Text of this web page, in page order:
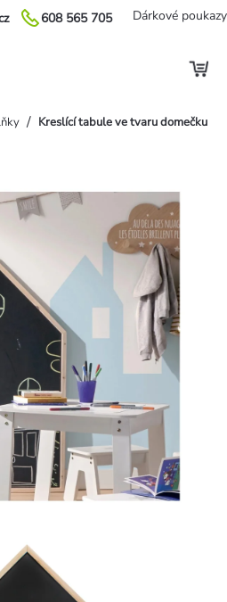
608 565 705 Dárkové poukazy
/ Kreslící tabule ve tvaru domečku